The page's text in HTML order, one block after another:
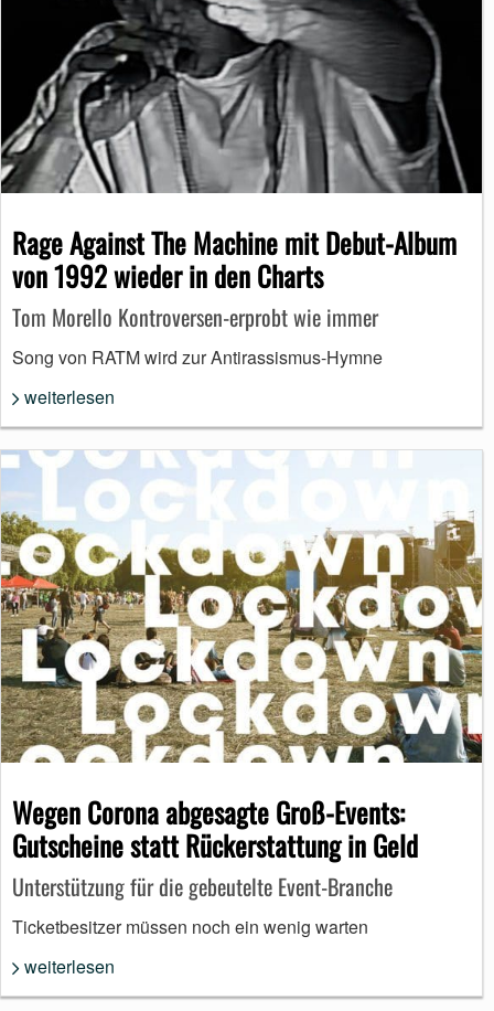
Rage Against The Machine mit Debut-Album
von 1992 wieder in den Charts
Tom Morello Kontroversen-erprobt wie immer
Song von RATM wird zur Antirassismus-Hymne
weiterlesen
Wegen Corona abgesagte Groß-Events:
Gutscheine statt Rückerstattung in Geld
Unterstützung für die gebeutelte Event-Branche
Ticketbesitzer müssen noch ein wenig warten
weiterlesen